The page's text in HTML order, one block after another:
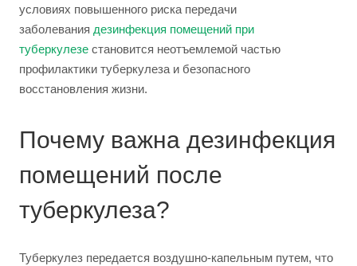
условиях повышенного риска передачи
заболевания дезинфекция помещений при
туберкулезе становится неотъемлемой частью
профилактики туберкулеза и безопасного
восстановления жизни.
Почему важна дезинфекция
помещений после
туберкулеза?
Туберкулез передается воздушно-капельным путем, что